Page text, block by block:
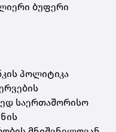
ბუფერი
პოლიტიკა
საერთაშორისო